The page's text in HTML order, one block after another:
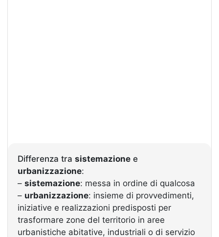
Differenza tra sistemazione e
urbanizzazione:
– sistemazione: messa in ordine di qualcosa
– urbanizzazione: insieme di provvedimenti,
iniziative e realizzazioni predisposti per
trasformare zone del territorio in aree
urbanistiche abitative, industriali o di servizio